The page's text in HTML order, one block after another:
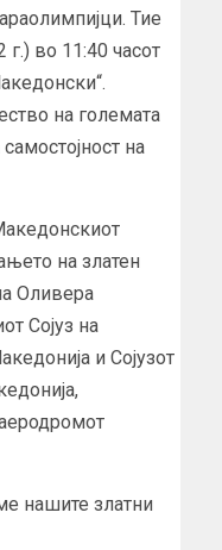
Тие
г.) во 11:40 часот
на големата
на
на златен
Оливера
Сојуз на
и Сојузот
нашите златни